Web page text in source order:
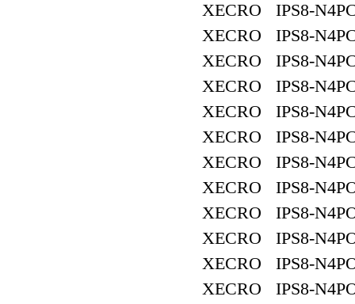
XECRO IPS8-
XECRO IPS8-
XECRO IPS8-
XECRO IPS8-
XECRO IPS8-
XECRO IPS8-
XECRO IPS8-
XECRO IPS8-
XECRO IPS8-
XECRO IPS8-
XECRO IPS8-
XECRO IPS8-